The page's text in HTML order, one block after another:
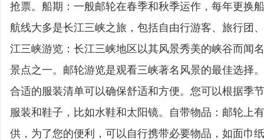
抢票。船期：一般邮轮在春季和秋季运作，每年更换
航线大多是长江三峡之旅，包括自由行游客、旅行团
江三峡游览：长江三峡地区以其风景秀美的峡谷而闻
景点之一。邮轮游览是观看三峡著名风景的最佳选择
合适的服装清单可以确保舒适和方便。您可以根据季
服装和鞋子，比如水鞋和太阳镜。自带物品：邮轮上
供，为了您的便利，可以自行携带必要物品，如面巾